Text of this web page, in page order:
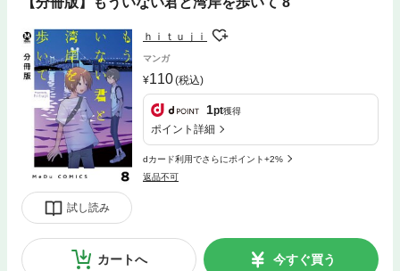
試し読み
ｈｉｔｕｊｉ
マンガ
110(税込)
1pt獲得
ポイント詳細
dカード利用でさらにポイント+2%
返品不可
カートへ 今すぐ買う